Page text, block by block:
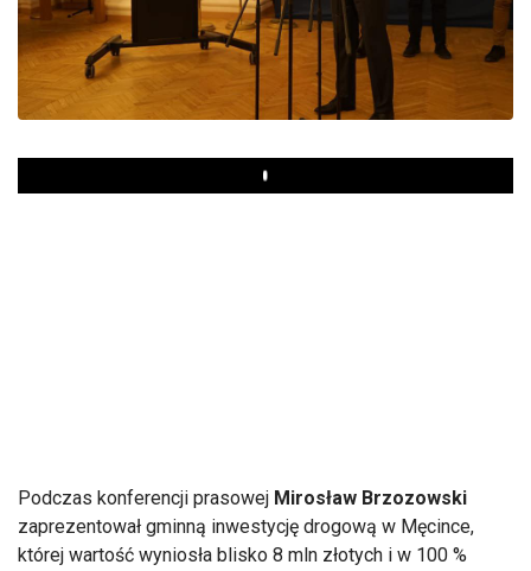
Play
Podczas konferencji prasowej Mirosław Brzozowski
zaprezentował gminną inwestycję drogową w Męcince,
której wartość wyniosła blisko 8 mln złotych i w 100 %